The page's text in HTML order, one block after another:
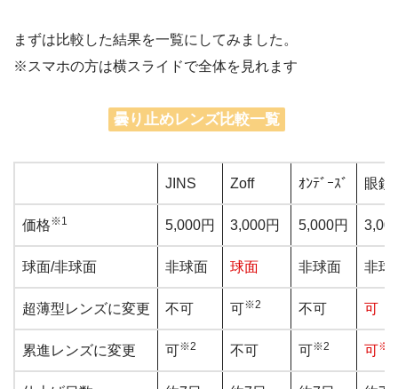
まずは比較した結果を一覧にしてみました。
※スマホの方は横スライドで全体を見れます
曇り止めレンズ比較一覧
JINS Zoff ｵﾝﾃﾞｰｽﾞ 眼鏡
価格※1 5,000円 3,000円 5,000円
球面/非球面 非球面 球面 非球面 非球
超薄型レンズに変更 不可 可※2 不可 可
累進レンズに変更 可※2 不可 可※2 可※2